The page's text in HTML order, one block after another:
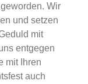
Wir
und setzen
mit
entgegen
mit Ihren
auch